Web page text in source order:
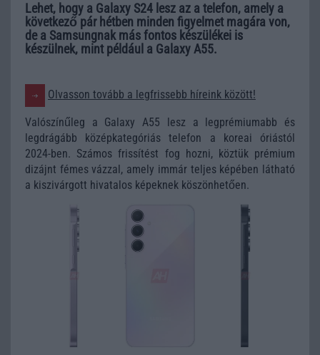
Lehet, hogy a Galaxy S24 lesz az a telefon, amely a
következő pár hétben minden figyelmet magára von,
de a Samsungnak más fontos készülékei is
készülnek, mint például a Galaxy A55.
Olvasson tovább a legfrissebb híreink között!
Valószínűleg a Galaxy A55 lesz a legprémiumabb és
legdrágább középkategóriás telefon a koreai óriástól
2024-ben. Számos frissítést fog hozni, köztük prémium
dizájnt fémes vázzal, amely immár teljes képében látható
a kiszivárgott hivatalos képeknek köszönhetően.